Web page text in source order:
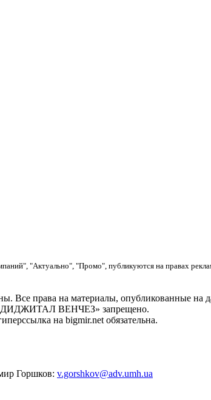
"Актуально", "Промо", публикуются на правах
права на материалы, опубликованные
«ДИДЖИТАЛ ВЕНЧЕЗ» запрещено.
на bigmir.net обязательна.
Горшков: v.gorshkov@adv.umh.ua